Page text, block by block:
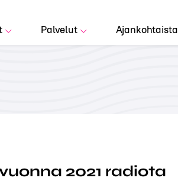
Palvelut Ajankohtaista
2021 radiota